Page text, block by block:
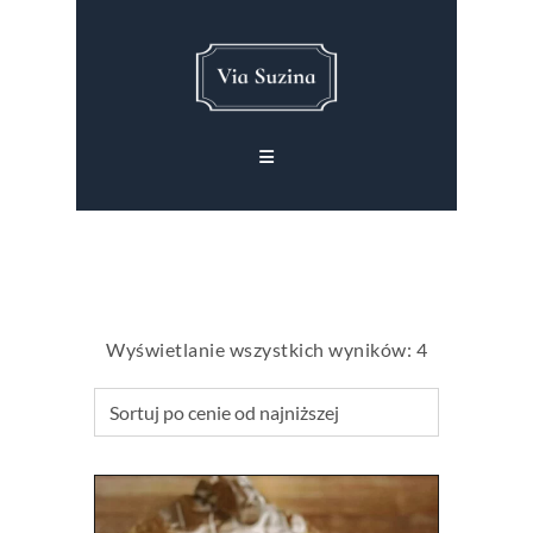
Wyświetlanie wszystkich wyników: 4
według